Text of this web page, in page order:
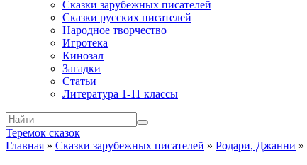
Сказки зарубежных писателей
Сказки русских писателей
Народное творчество
Игротека
Кинозал
Загадки
Статьи
Литература 1-11 классы
Теремок сказок
Главная » Сказки зарубежных писателей » Родари, Джанни »